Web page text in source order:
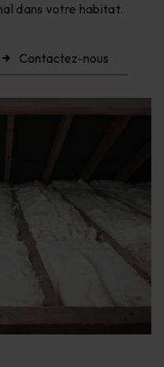
dans votre habitat.
Contactez-nous